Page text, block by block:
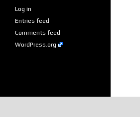
Log in
Entries feed
Comments feed
WordPress.org